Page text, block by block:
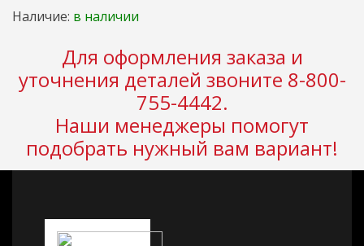
Наличие: в наличии
Для оформления заказа и
уточнения деталей звоните 8-800-
755-4442.
Наши менеджеры помогут
подобрать нужный вам вариант!